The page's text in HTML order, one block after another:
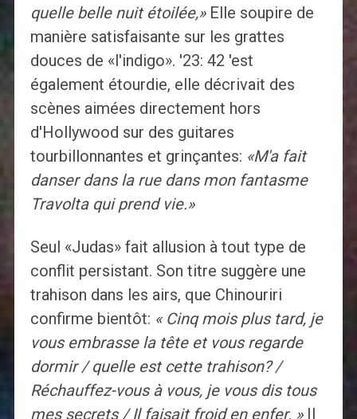
quelle belle nuit étoilée,»Elle soupire de
manière satisfaisante sur les grattes
douces de «l'indigo». '23: 42 'est
également étourdie, elle décrivait des
scènes aimées directement hors
d'Hollywood sur des guitares
tourbillonnantes et grinçantes: «M'a fait
danser dans la rue dans mon fantasme
Travolta qui prend vie.»
Seul «Judas» fait allusion à tout type de
conflit persistant. Son titre suggère une
trahison dans les airs, que Chinouriri
confirme bientôt: « Cinq mois plus tard, je
vous embrasse la tête et vous regarde
dormir / quelle est cette trahison? /
Réchauffez-vous à vous, je vous dis tous
mes secrets / Il faisait froid en enfer. »Il